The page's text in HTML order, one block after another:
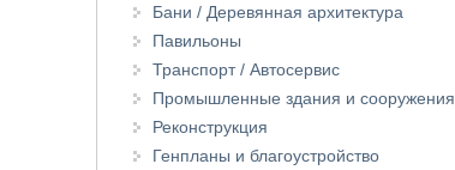
Бани / Деревянная архитектура
Павильоны
Транспорт / Автосервис
Промышленные здания и сооружения
Реконструкция
Генпланы и благоустройство